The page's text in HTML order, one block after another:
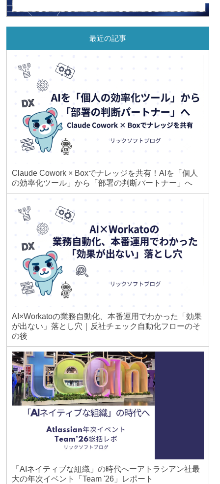
最近の記事
Claude Cowork × Boxでナレッジを共有！AIを「個人
の効率化ツール」から「部署の判断パートナー」へ
AI×Workatoの業務自動化、本番運用でわかった「効果
が出ない」落とし穴｜反社チェック自動化フローのそ
の後
「AIネイティブな組織」の時代へーアトラシアン社最
大の年次イベント「Team '26」レポート